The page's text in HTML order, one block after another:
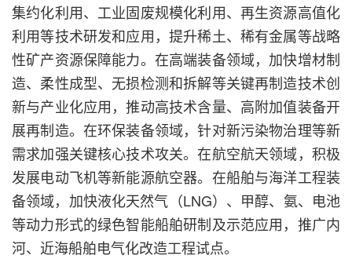
集约化利用、工业固废规模化利用、再生资源高值化
利用等技术研发和应用，提升稀土、稀有金属等战略
性矿产资源保障能力。在高端装备领域，加快增材制
造、柔性成型、无损检测和拆解等关键再制造技术创
新与产业化应用，推动高技术含量、高附加值装备开
展再制造。在环保装备领域，针对新污染物治理等新
需求加强关键核心技术攻关。在航空航天领域，积极
发展电动飞机等新能源航空器。在船舶与海洋工程装
备领域，加快液化天然气（LNG）、甲醇、氨、电池
等动力形式的绿色智能船舶研制及示范应用，推广内
河、近海船舶电气化改造工程试点。